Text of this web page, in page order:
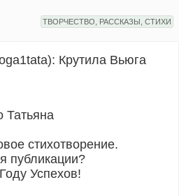
ТВОРЧЕСТВО, РАССКАЗЫ, СТИХИ
Крутила Вьюга
Татьяна
стихотворение.
публикации?
Успехов!